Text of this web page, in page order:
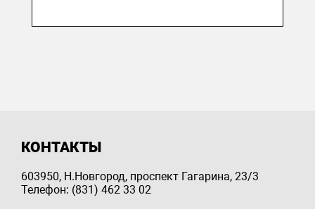
КОНТАКТЫ
603950, Н.Новгород, проспект Гагарина, 23/3
Телефон: (831) 462 33 02